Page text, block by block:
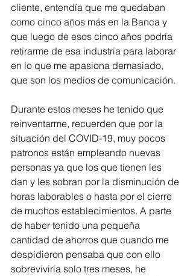
cliente, entendía que me quedaban
como cinco años más en la Banca y
que luego de esos cinco años podría
retirarme de esa industria para laborar
en lo que me apasiona demasiado,
que son los medios de comunicación.
Durante estos meses he tenido que
reinventarme, recuerden que por la
situación del COVID-19, muy pocos
patronos están empleando nuevas
personas ya que los que tienen les
dan y les sobran por la disminución de
horas laborables o hasta por el cierre
de muchos establecimientos. A parte
de haber tenido una pequeña
cantidad de ahorros que cuando me
despidieron pensaba que con ello
sobreviviría solo tres meses, he